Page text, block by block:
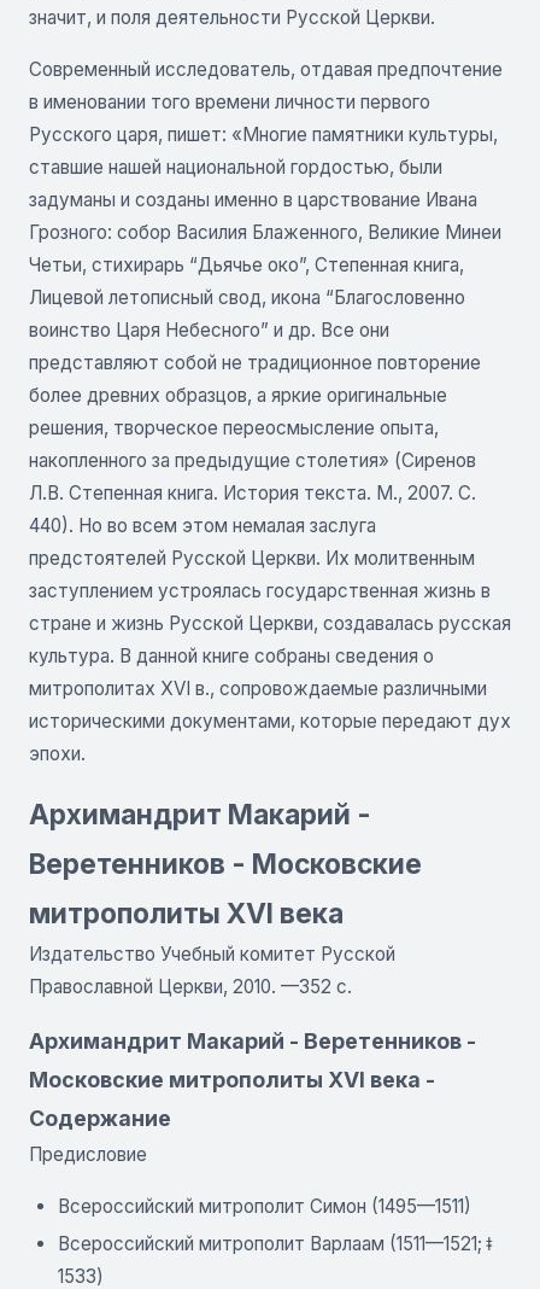
значит, и поля деятельности Русской Церкви.
Современный исследователь, отдавая предпочтение
в именовании того времени личности первого
Русского царя, пишет: «Многие памятники культуры,
ставшие нашей национальной гордостью, были
задуманы и созданы именно в царствование Ивана
Грозного: собор Василия Блаженного, Великие Минеи
Четьи, стихирарь “Дьячье око”, Степенная книга,
Лицевой летописный свод, икона “Благословенно
воинство Царя Небесного” и др. Все они
представляют собой не традиционное повторение
более древних образцов, а яркие оригинальные
решения, творческое переосмысление опыта,
накопленного за предыдущие столетия» (Сиренов
Л.В. Степенная книга. История текста. М., 2007. С.
440). Но во всем этом немалая заслуга
предстоятелей Русской Церкви. Их молитвенным
заступлением устроялась государственная жизнь в
стране и жизнь Русской Церкви, создавалась русская
культура. В данной книге собраны сведения о
митрополитах XVI в., сопровождаемые различными
историческими документами, которые передают дух
эпохи.
Архимандрит Макарий -
Веретенников - Московские
митрополиты XVI века
Издательство Учебный комитет Русской
Православной Церкви, 2010. —352 с.
Архимандрит Макарий - Веретенников -
Московские митрополиты XVI века -
Содержание
Предисловие
Всероссийский митрополит Симон (1495—1511)
Всероссийский митрополит Варлаам (1511—1521; ǂ
1533)